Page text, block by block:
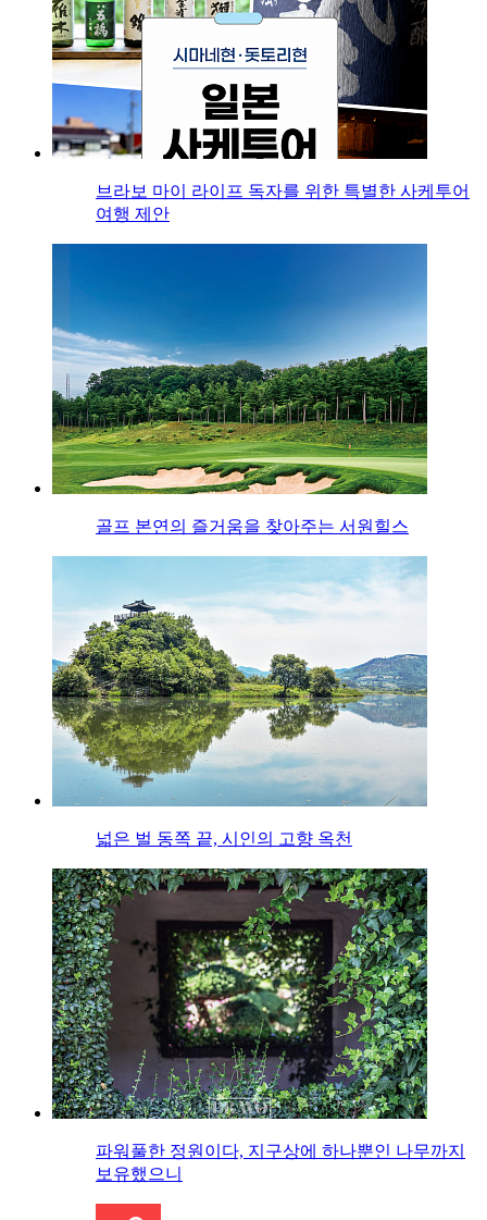
브라보 마이 라이프 독자를 위한 특별한 사케투어
여행 제안
골프 본연의 즐거움을 찾아주는 서원힐스
넓은 벌 동쪽 끝, 시인의 고향 옥천
파워풀한 정원이다, 지구상에 하나뿐인 나무까지
보유했으니